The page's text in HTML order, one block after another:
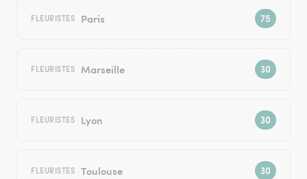
FLEURISTES Paris
FLEURISTES Marseille
FLEURISTES Lyon
FLEURISTES Toulouse